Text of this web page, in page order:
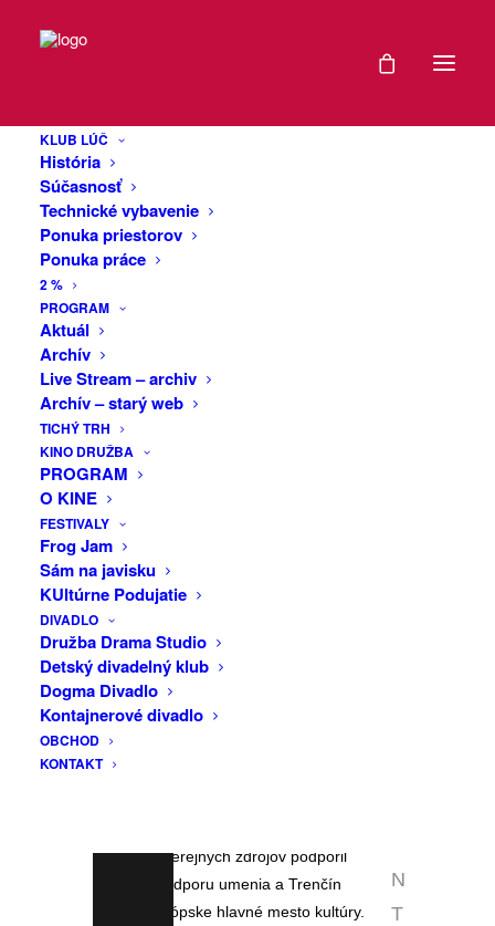
KLUB LÚČ
História
Súčasnosť
Technické vybavenie
Ponuka priestorov
Ponuka práce
2 %
PROGRAM
Aktuál
Archív
Live Stream – archiv
Archív – starý web
TICHÝ TRH
KINO DRUŽBA
PROGRAM
O KINE
FESTIVALY
Frog Jam
Sám na javisku
KUltúrne Podujatie
DIVADLO
Družba Drama Studio
Detský divadelný klub
Dogma Divadlo
Kontajnerové divadlo
OBCHOD
KONTAKT
empty.space
„Nebojte sa šťastia, neexistuje.“
— Michel Houellebecq, Zostať nažive
skladbách“, ale o situáciách, v ktorých sa
zvuk rozpadá, zasekáva alebo prestáva
byť komfortný. Päť nástrojov a
elektronika tu nefungujú ako súbor, ale
ako systém pod tlakom, na hranici
Program:
Petr Hora — Prototype: axis /2026,
premiéra
Tímea Urban — safeword /2023,
slovenská premiéra
Interpretuje trenčiansko-pražský
Fotografia: Hana Gorlichová
Koncert z verejných zdrojov podporil
Fond na podporu umenia a Trenčín
2026 – Európske hlavné mesto kultúry.
DÁTUM
N
T